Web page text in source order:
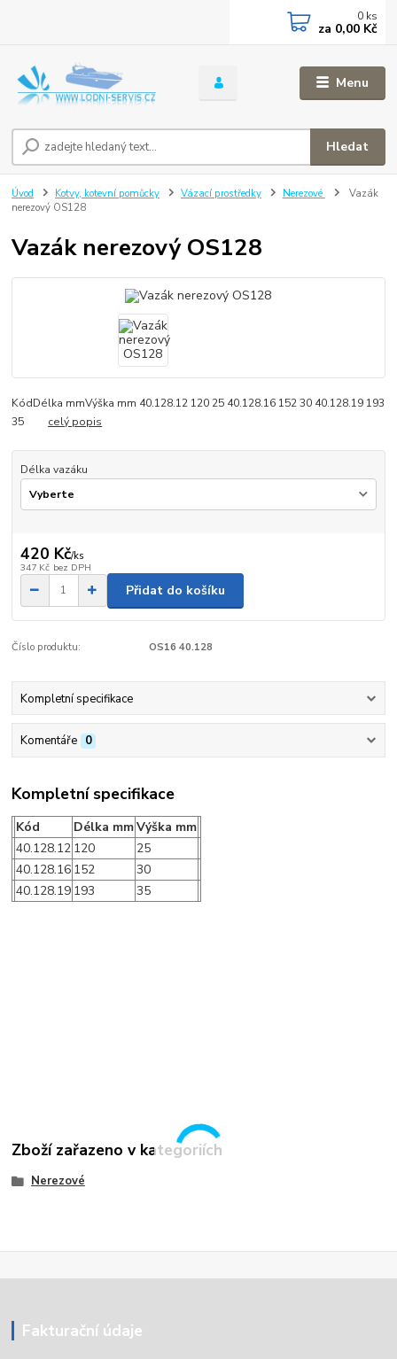
Menu
Hledat
0 ks
za 0,00 Kč
Úvod Kotvy, kotevní pomůcky Vázací prostředky Nerezové
Vazák
nerezový OS128
Vazák nerezový OS128
KódDélka mmVýška mm 40.128.12 120 25 40.128.16 152 30 40.128.19 193
35 celý popis
Délka vazáku
420 Kč/ks
347 Kč bez DPH
Přidat do košíku
Číslo produktu: OS16 40.128
Kompletní specifikace
Komentáře 0
Kompletní specifikace
Kód Délka mmVýška mm
40.128.12 120
25
40.128.16 152
30
40.128.19 193 35
Zboží zařazeno v kategoriích
Nerezové
Fakturační údaje